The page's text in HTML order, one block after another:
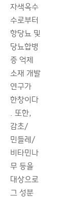
자색옥수
수로부터
항당뇨 및
당뇨합병
증 억제
소재 개발
연구가
한창이다
. 또한,
감초/
민들레/
비타민나
무 등을
대상으로
그 성분